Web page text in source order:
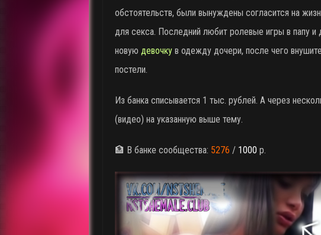
обстоятельств, были вынуждены согласится на
для секса. Последний любит ролевые игры в папу
новую девочкув одежду дочери, после чего
постели.
Из банка списывается 1 тыс. рублей. А через
(видео) на указанную выше тему.
🏦 В банке сообщества: 5276 / 1000 р.